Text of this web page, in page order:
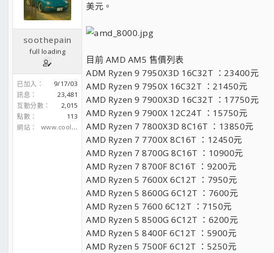
soothepain
full loading
已加入
9/17/03
訊息
23,481
互動分數
2,015
點數
113
網站
www.coolaler.com
美元。
目前 AMD AM5 售價列表
ADM Ryzen 9 7950X3D 16C32T ：23400元
AMD Ryzen 9 7950X 16C32T ：21450元
AMD Ryzen 9 7900X3D 16C32T ：17750元
AMD Ryzen 9 7900X 12C24T ：15750元
AMD Ryzen 7 7800X3D 8C16T ：13850元
AMD Ryzen 7 7700X 8C16T ：12450元
AMD Ryzen 7 8700G 8C16T ：10900元
AMD Ryzen 7 8700F 8C16T ：9200元
AMD Ryzen 5 7600X 6C12T ：7950元
AMD Ryzen 5 8600G 6C12T ：7600元
AMD Ryzen 5 7600 6C12T ：7150元
AMD Ryzen 5 8500G 6C12T ：6200元
AMD Ryzen 5 8400F 6C12T ：5900元
AMD Ryzen 5 7500F 6C12T ：5250元